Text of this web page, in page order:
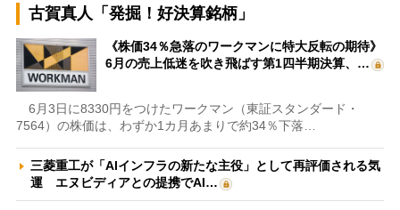
古賀真人「発掘！好決算銘柄」
《株価34％急落のワークマンに特大反転の期待》
6月の売上低迷を吹き飛ばす第1四半期決算、…
6月3日に8330円をつけたワークマン（東証スタンダード・
7564）の株価は、わずか1カ月あまりで約34％下落…
三菱重工が「AIインフラの新たな主役」として再評価される気
運 エヌビディアとの提携でAI…